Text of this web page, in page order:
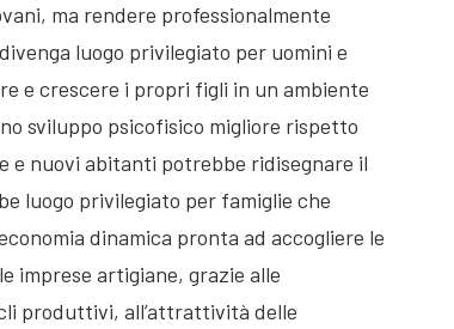
ma rendere professionalmente
luogo privilegiato per uomini e
e crescere i propri figli in un ambiente
sviluppo psicofisico migliore rispetto
e nuovi abitanti potrebbe ridisegnare il
luogo privilegiato per famiglie che
dinamica pronta ad accogliere le
imprese artigiane, grazie alle
produttivi, all’attrattività delle